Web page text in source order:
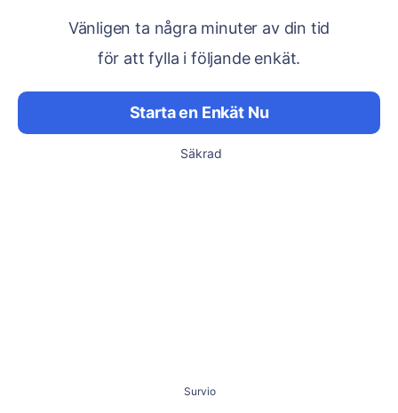
Vänligen ta några minuter av din tid
för att fylla i följande enkät.
Starta en Enkät Nu
Säkrad
Survio